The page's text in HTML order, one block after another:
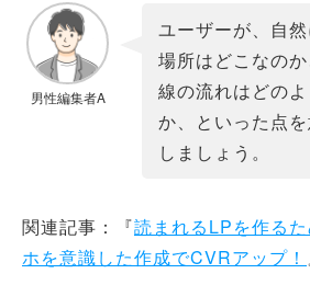
男性編集者A
ユーザーが、自
場所はどこなの
線の流れはどの
か、といった点
しましょう。
関連記事：『読まれるLPを作る
ホを意識した作成でCVRアップ！